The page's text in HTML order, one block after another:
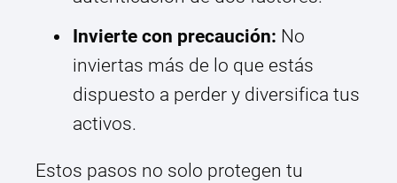
Invierte con precaución: No
inviertas más de lo que estás
dispuesto a perder y diversifica tus
activos.
Estos pasos no solo protegen tu